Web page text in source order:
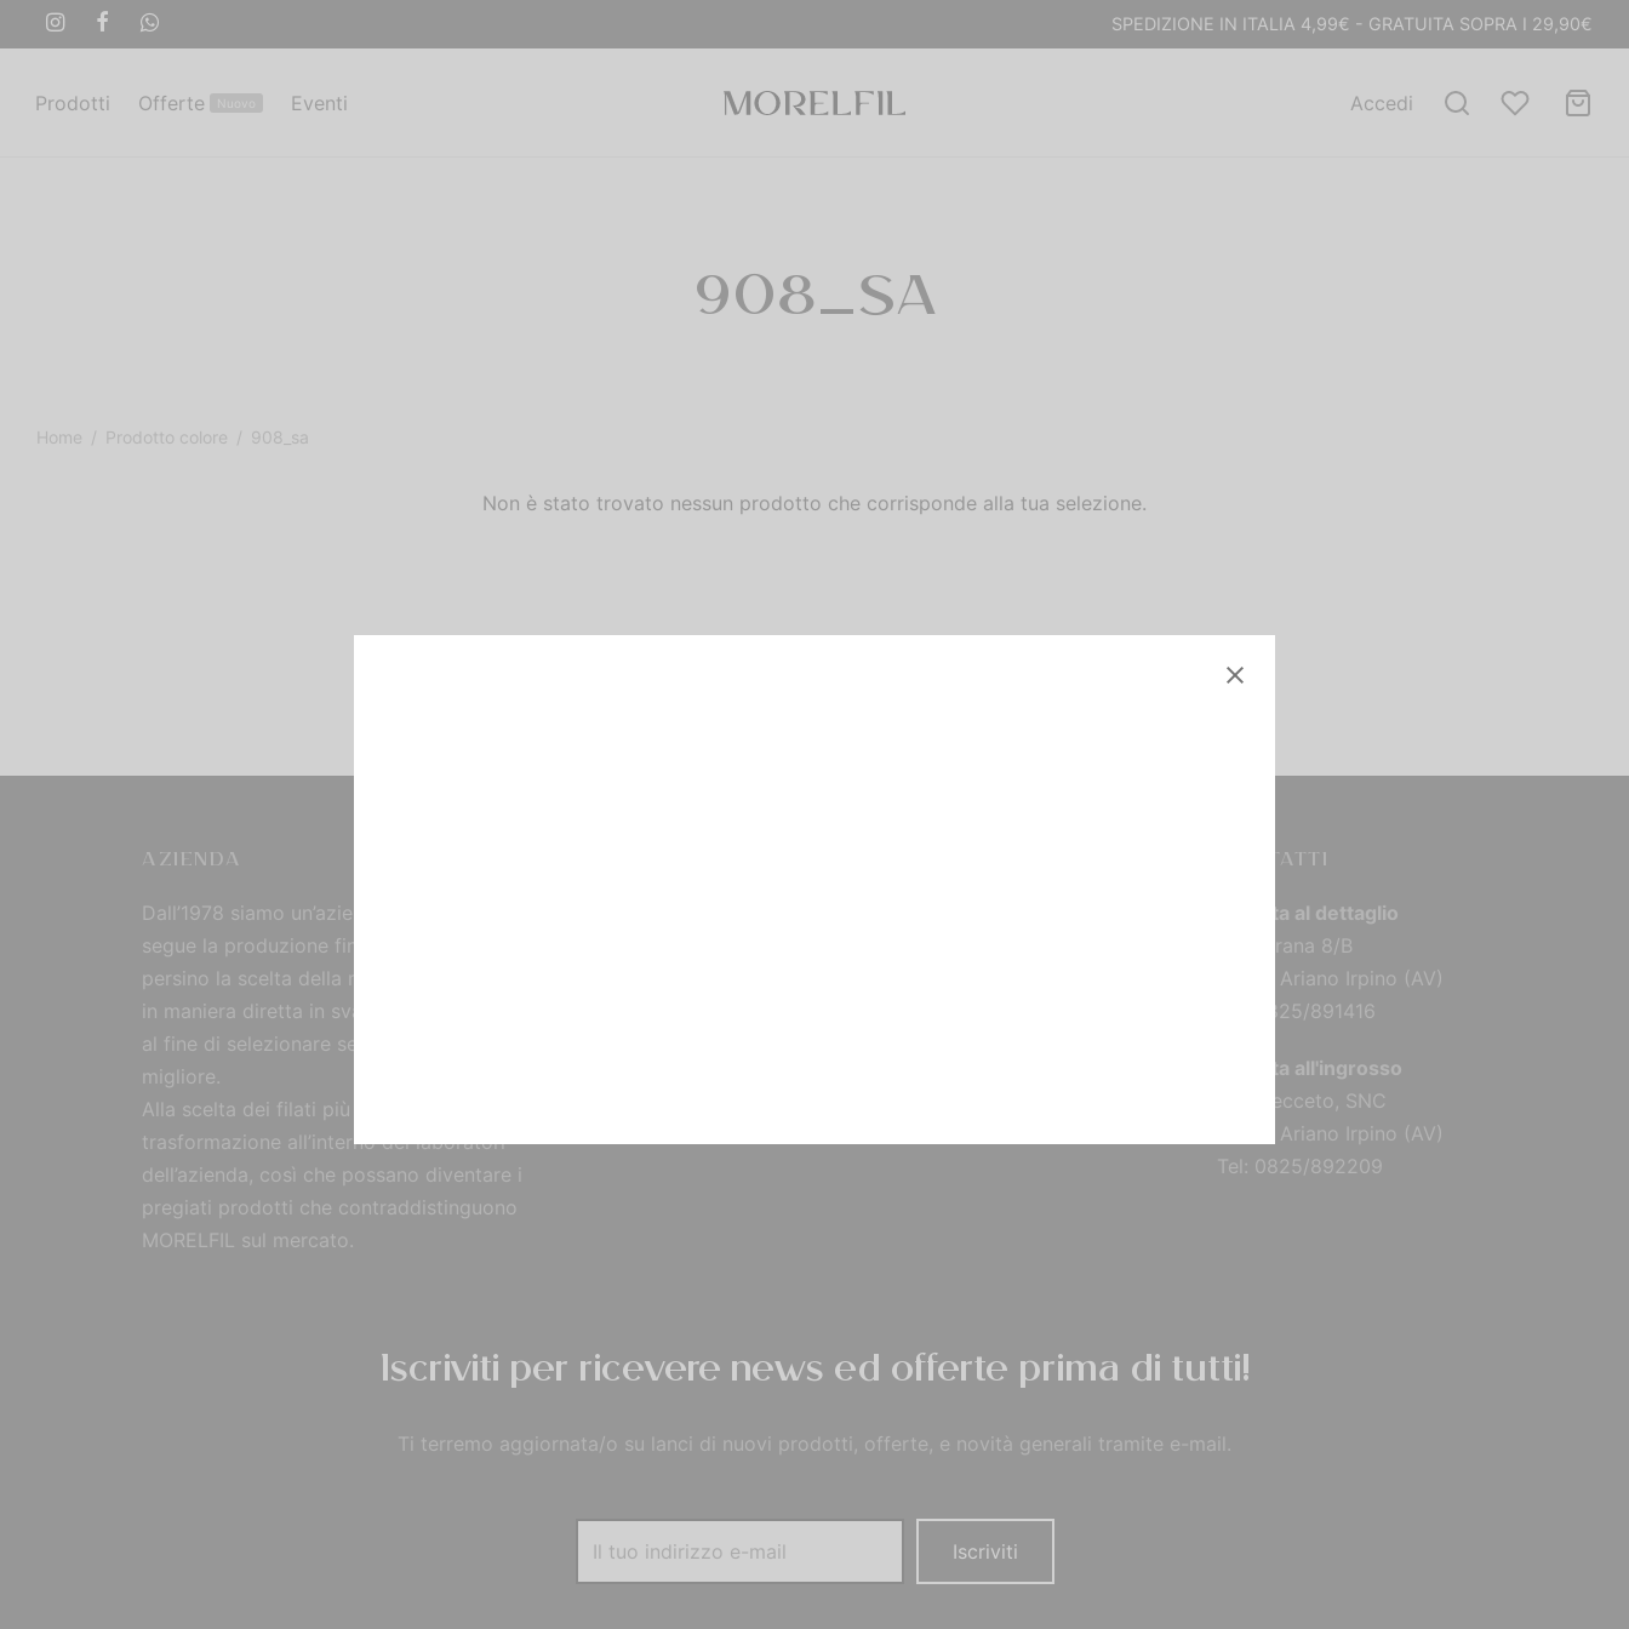
SPEDIZIONE IN ITALIA 4,99€ - GRATUITA SOPRA I 29,90€
Prodotti Offerte Eventi Accedi
908_SA
Home / Prodotto colore / 908_sa
Non è stato trovato nessun prodotto che corrisponde alla tua selezione.
AZIENDA
Dall’1978 siamo un’azienda strutturata che
segue la produzione fin dall’origine, curando
persino la scelta della materia prima, reperita
in maniera diretta in svariate parti del mondo
al fine di selezionare sempre il prodotto
migliore.
Alla scelta dei filati più pregiati, segue la
trasformazione all’interno dei laboratori
dell’azienda, così che possano diventare i
pregiati prodotti che contraddistinguono
MORELFIL sul mercato.
CONTATTI
Vendita al dettaglio
Via Torana 8/B
83031 Ariano Irpino (AV)
Tel: 0825/891416
Vendita all'ingrosso
Via Brecceto, SNC
83031 Ariano Irpino (AV)
Tel: 0825/892209
Iscriviti per ricevere news ed offerte prima di tutti!
Ti terremo aggiornata/o su lanci di nuovi prodotti, offerte, e novità generali tramite e-mail.